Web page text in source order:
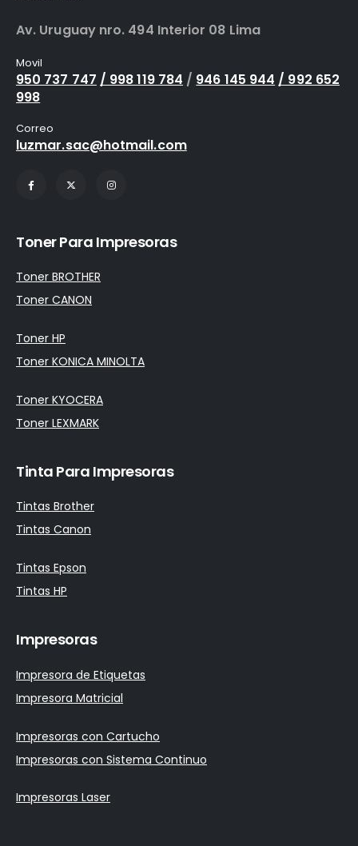
Av. Uruguay nro. 494 Interior 08 Lima
Movil
950 737 747 / 998 119 784 / 946 145 944 / 992 652
998
Correo
luzmar.sac@hotmail.com
Toner Para Impresoras
Toner BROTHER
Toner CANON
Toner HP
Toner KONICA MINOLTA
Toner KYOCERA
Toner LEXMARK
Tinta Para Impresoras
Tintas Brother
Tintas Canon
Tintas Epson
Tintas HP
Impresoras
Impresora de Etiquetas
Impresora Matricial
Impresoras con Cartucho
Impresoras con Sistema Continuo
Impresoras Laser